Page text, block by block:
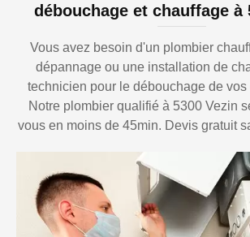
débouchage et chauffage à
Vous avez besoin d'un plombier
dépannage ou une installation de
technicien pour le débouchage de
Notre plombier qualifié à 5300 Vezin
vous en moins de 45min. Devis gratuit